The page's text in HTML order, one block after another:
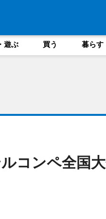
遊ぶ 買う 暮らす
コンペ全国